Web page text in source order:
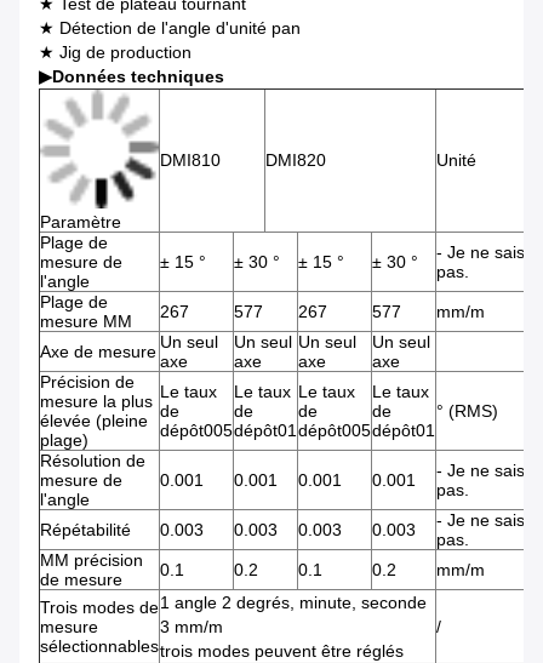
★ Test de plateau tournant
★ Détection de l'angle d'unité pan
★ Jig de production
▶Données techniques
Paramètre
DMI810 DMI820 Unité
Plage de
mesure de
l'angle
± 15 ° ± 30 ° ± 15 ° ± 30 °
- Je ne sais
pas.
Plage de
mesure MM
267 577 267 577 mm/m
Axe de mesure Un seul
axe
Un seul
axe
Un seul
axe
Un seul
axe
Précision de
mesure la plus
élevée (pleine
plage)
Le taux
de
dépôt005
Le taux
de
dépôt01
Le taux
de
dépôt005
Le taux
de
dépôt01
° (RMS)
Résolution de
mesure de
l'angle
0.001 0.001 0.001 0.001
- Je ne sais
pas.
Répétabilité 0.003 0.003 0.003 0.003
- Je ne sais
pas.
MM précision
de mesure
0.1 0.2 0.1 0.2
mm/m
Trois modes de
mesure
sélectionnables
1 angle 2 degrés, minute, seconde
3 mm/m
trois modes peuvent être réglés
/